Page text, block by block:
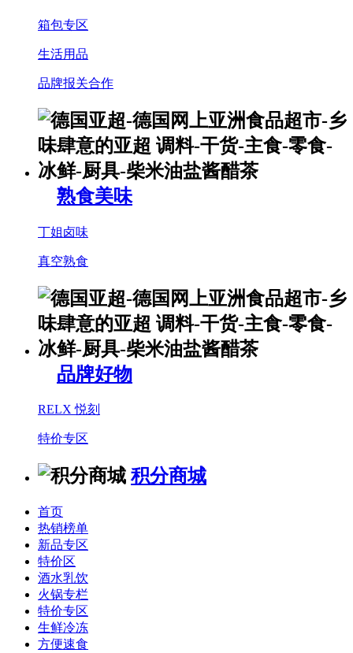
箱包专区
生活用品
品牌报关合作
熟食美味
丁姐卤味
真空熟食
品牌好物
RELX 悦刻
特价专区
积分商城
首页
热销榜单
新品专区
特价区
酒水乳饮
火锅专栏
特价专区
生鲜冷冻
方便速食